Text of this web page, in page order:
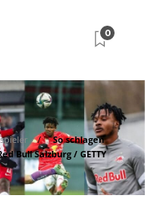
0
So schlagen
Bull Salzburg / GETTY